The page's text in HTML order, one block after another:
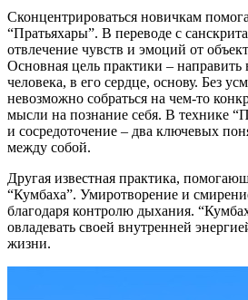
Сконцентрироваться новичкам
“Пратьяхары”. В переводе с
отвлечение чувств и эмоций от
Основная цель практики – направить
человека, в его сердце, основу. Без
невозможно собраться на чем-то
мысли на познание себя. В технике
и сосредоточение – два ключевых
между собой.
Другая известная практика,
“Кумбаха”. Умиротворение и
благодаря контролю дыхания.
овладевать своей внутренней
жизни.